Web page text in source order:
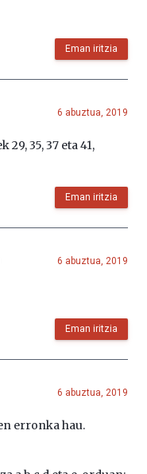
Eman iritzia
6 abuztua, 2019
35, 37 eta 41,
Eman iritzia
6 abuztua, 2019
Eman iritzia
6 abuztua, 2019
erronka hau.